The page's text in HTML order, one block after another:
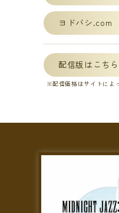
ヨドバシ.com
配信版はこちら
配信価格はサイトによ